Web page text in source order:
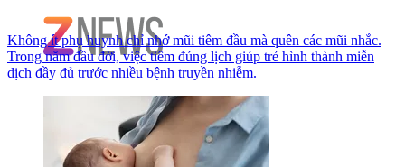
Không ít phụ huynh chỉ nhớ mũi tiêm đầu mà quên các mũi nhắc.
Trong năm đầu đời, việc tiêm đúng lịch giúp trẻ hình thành miễn
dịch đầy đủ trước nhiều bệnh truyền nhiễm.